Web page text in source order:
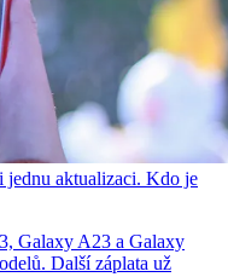
jednu aktualizaci. Kdo je
Galaxy A23 a Galaxy
Další záplata už